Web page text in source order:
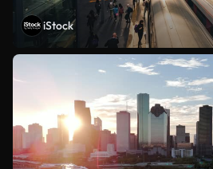
iStock